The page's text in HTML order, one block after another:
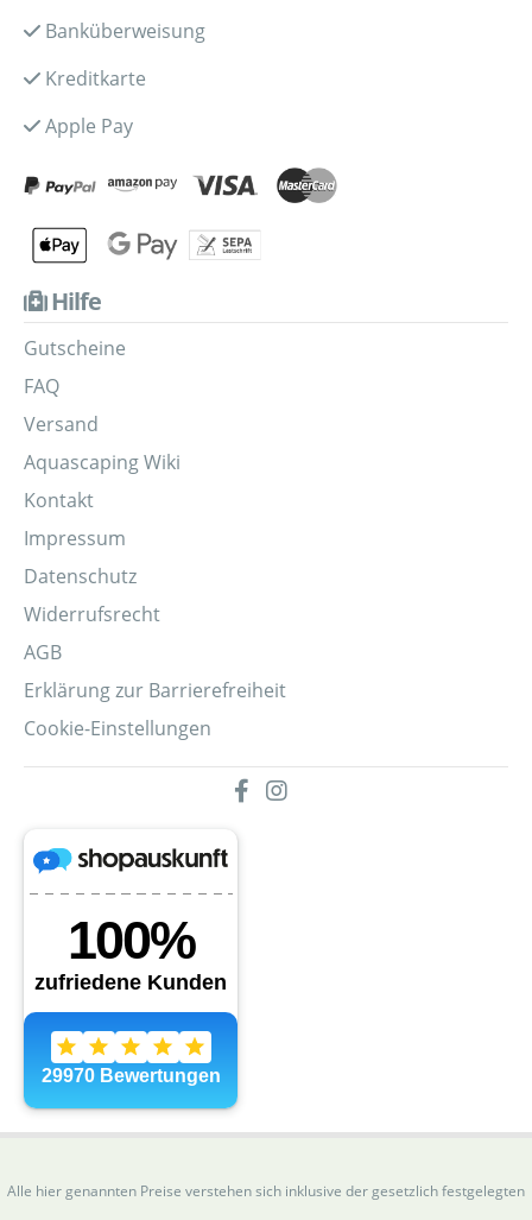
Banküberweisung
Kreditkarte
Apple Pay
Hilfe
Gutscheine
FAQ
Versand
Aquascaping Wiki
Kontakt
Impressum
Datenschutz
Widerrufsrecht
AGB
Erklärung zur Barrierefreiheit
Cookie-Einstellungen
Alle hier genannten Preise verstehen sich inklusive der gesetzlich festgelegten